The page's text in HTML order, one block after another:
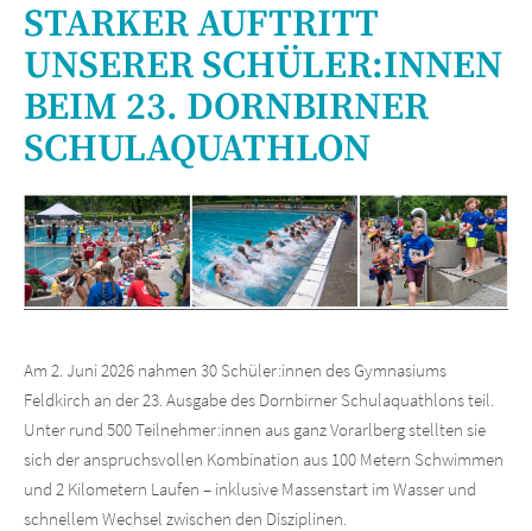
STARKER AUFTRITT
UNSERER SCHÜLER:INNEN
BEIM 23. DORNBIRNER
SCHULAQUATHLON
Am 2. Juni 2026 nahmen 30 Schüler:innen des Gymnasiums
Feldkirch an der 23. Ausgabe des Dornbirner Schulaquathlons teil.
Unter rund 500 Teilnehmer:innen aus ganz Vorarlberg stellten sie
sich der anspruchsvollen Kombination aus 100 Metern Schwimmen
und 2 Kilometern Laufen – inklusive Massenstart im Wasser und
schnellem Wechsel zwischen den Disziplinen.